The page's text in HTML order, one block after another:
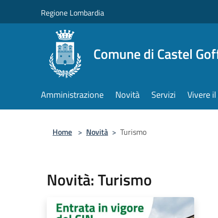
Regione Lombardia
Comune di Castel
Amministrazione Novità Servizi Vivere
Home > Novità > Turismo
Novità: Turismo